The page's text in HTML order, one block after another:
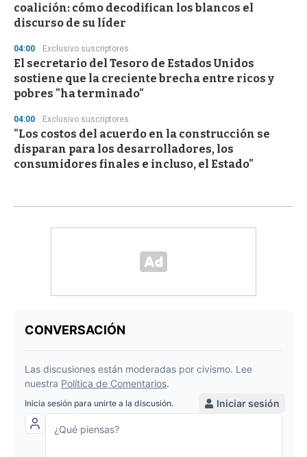
coalición: cómo decodifican los blancos el
discurso de su líder
04:00 Exclusivo suscriptores
El secretario del Tesoro de Estados Unidos
sostiene que la creciente brecha entre ricos y
pobres "ha terminado"
04:00 Exclusivo suscriptores
"Los costos del acuerdo en la construcción se
disparan para los desarrolladores, los
consumidores finales e incluso, el Estado"